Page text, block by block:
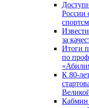
России
за
Итоги
по
К 80-
Кабмин